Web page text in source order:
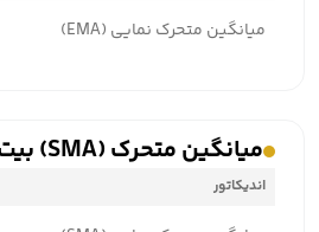
میانگین متحرک نمایی (EMA)
میانگین متحرک (SMA) بیت کوین
اندیکاتور